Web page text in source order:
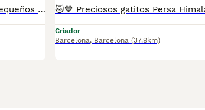
🐱✨ Preciosos gatitos Persas disponibles ✨🐱 Nuestros pequeños están libres de enfermedades genéticas, criados con mucho amor 💕 en un ambiente familiar 🏡. Son muy sociables y cariñosos, ¡te van a enamorar en cuanto los conozcas! 😻 Criamos distintas variedades de color de esta increíble raza, Tricolor, Carey, Red/Blue point, etc. 📋 Se entregan con: ✅ Dos vacunas ✅ Dos desparasitaciones ✅ Revisión veterinaria completa ✅ Cartilla sanitaria y contrato ✅ Microchip incluido 📍Puedes venir a verlos sin ningún compromiso de compra, ¡será un placer recibirte! 🐾 (FOTOS REALES DE NUESTROS ESPECTACULARES GATITOS PERSAS, NADA DE MULTICRIADEROS NI FOTOS SACADAS DE INTERNET) Se pueden enviar a cualquier parte de España 🚚 RESERVA MÍNIMA 200€ 📞 Atiendo por teléfono y WhatsApp. 💖 Gatitos muy chatitos, adorables y listos para llenar tu hogar de amor y ronroneos.
Criador
Barcelona, Barcelona (37.9km)